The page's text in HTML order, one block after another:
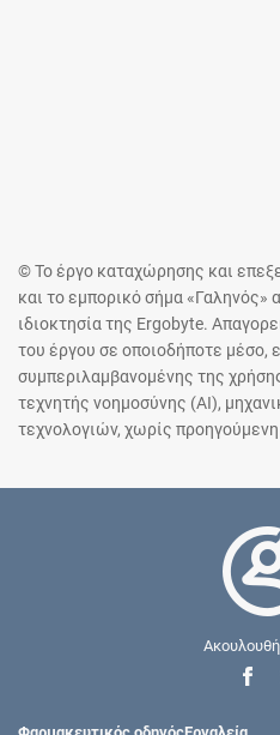
© Το έργο καταχώρησης και
και το εμπορικό σήμα «Γαληνός»
ιδιοκτησία της Ergobyte.
του έργου σε οποιοδήποτε μέσο,
συμπεριλαμβανομένης της
τεχνητής νοημοσύνης (AI),
τεχνολογιών, χωρίς